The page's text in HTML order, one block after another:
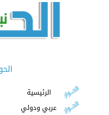
الرئيسية
عربي ودولي